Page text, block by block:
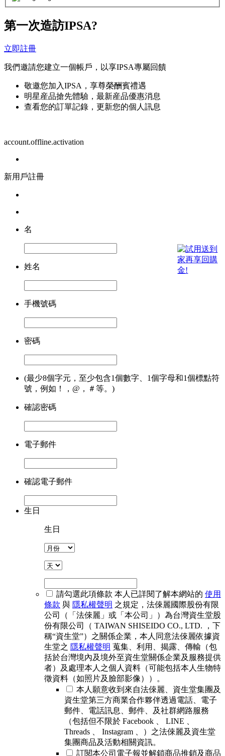
第一次造訪IPSA?
立即註冊
我們邀請您建立一個帳戶，以享IPSA專屬回饋
敬邀您加入IPSA，享尊榮酬賓禮遇
明星産品搶先體驗，最新産品優惠消息
查看您的訂單記錄，更新您的個人訊息
account.offline.activation
新用戶註冊
名
姓名
手機號碼
密碼
(最少8個字元，至少包含1個數字、1個字母和1個標點符
號，例如！，@，＃等。)
確認密碼
電子郵件
確認電子郵件
生日
生日
請勾選此項條款 本人已詳閱了解本網站的 使用
條款 與 隱私權聲明 之規定，法倈麗國際股份有限
公司（「法倈麗」或「本公司」）為台灣資生堂股
份有限公司（ TAIWAN SHISEIDO CO., LTD. ，下
稱“資生堂”）之關係企業，本人同意法倈麗依據資
生堂之 隱私權聲明 蒐集、利用、揭露、傳輸（包
括於台灣境內及境外至資生堂關係企業及服務提供
者）及處理本人之個人資料（可能包括本人生物特
徵資料（如照片及臉部影像））。
本人願意收到來自法倈麗、資生堂集團及
資生堂第三方商業合作夥伴透過電話、電子
郵件、電話訊息、郵件、及社群網路服務
（包括但不限於 Facebook 、 LINE 、
Threads 、 Instagram 、）之法倈麗及資生堂
集團商品及活動相關資訊。
訂閱本公司電子報並解鎖商品推銷及商品